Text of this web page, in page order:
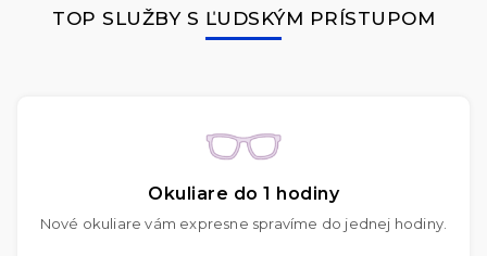
TOP SLUŽBY S ĽUDSKÝM PRÍSTUPOM
Okuliare do 1 hodiny
Nové okuliare vám expresne spravíme do jednej hodiny.